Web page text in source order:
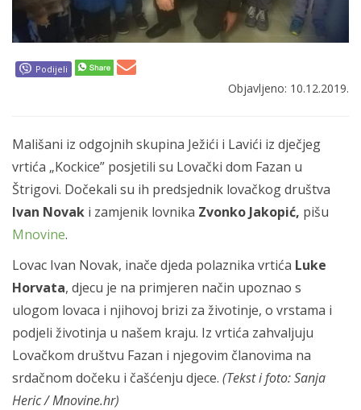
Podijeli
Objavljeno: 10.12.2019.
Mališani iz odgojnih skupina Ježići i Lavići iz dječjeg
vrtića „Kockice” posjetili su Lovački dom Fazan u
Štrigovi. Dočekali su ih predsjednik lovačkog društva
Ivan Novak i zamjenik lovnika Zvonko Jakopić, pišu
Mnovine.
Lovac Ivan Novak, inače djeda polaznika vrtića Luke
Horvata, djecu je na primjeren način upoznao s
ulogom lovaca i njihovoj brizi za životinje, o vrstama i
podjeli životinja u našem kraju. Iz vrtića zahvaljuju
Lovačkom društvu Fazan i njegovim članovima na
srdačnom dočeku i čašćenju djece. (Tekst i foto: Sanja
Heric / Mnovine.hr)